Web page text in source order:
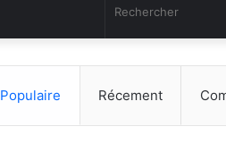
Populaire Récement